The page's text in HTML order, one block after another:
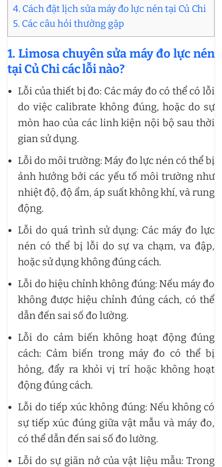
4. Cách đặt lịch sửa máy đo lực nén tại Củ Chi
5. Các câu hỏi thường gặp
1. Limosa chuyên sửa máy đo lực nén
tại Củ Chi các lỗi nào?
Lỗi của thiết bị đo: Các máy đo có thể có lỗi
do việc calibrate không đúng, hoặc do sự
mòn hao của các linh kiện nội bộ sau thời
gian sử dụng.
Lỗi do môi trường: Máy đo lực nén có thể bị
ảnh hưởng bởi các yếu tố môi trường như
nhiệt độ, độ ẩm, áp suất không khí, và rung
động.
Lỗi do quá trình sử dụng: Các máy đo lực
nén có thể bị lỗi do sự va chạm, va đập,
hoặc sử dụng không đúng cách.
Lỗi do hiệu chỉnh không đúng: Nếu máy đo
không được hiệu chỉnh đúng cách, có thể
dẫn đến sai số đo lường.
Lỗi do cảm biến không hoạt động đúng
cách: Cảm biến trong máy đo có thể bị
hỏng, đẩy ra khỏi vị trí hoặc không hoạt
động đúng cách.
Lỗi do tiếp xúc không đúng: Nếu không có
sự tiếp xúc đúng giữa vật mẫu và máy đo,
có thể dẫn đến sai số đo lường.
Lỗi do sự giãn nở của vật liệu mẫu: Trong